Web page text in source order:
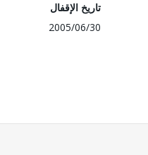
تاريخ الإقفال
2005/06/30